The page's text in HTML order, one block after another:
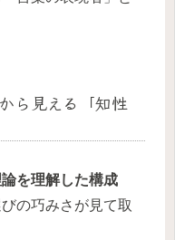
ら見える「知性
を理解した構成
の巧みさが見て取